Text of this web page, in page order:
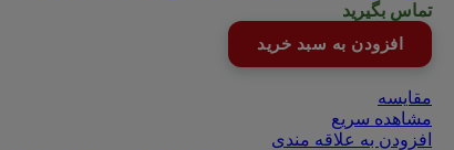
تماس بگیرید
افزودن به سبد خرید
مقایسه
مشاهده سریع
افزودن به علاقه مندی